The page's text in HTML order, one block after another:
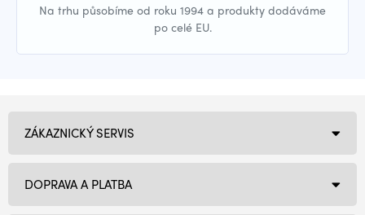
Na trhu působíme od roku 1994 a produkty dodáváme
po celé EU.
ZÁKAZNICKÝ SERVIS
DOPRAVA A PLATBA